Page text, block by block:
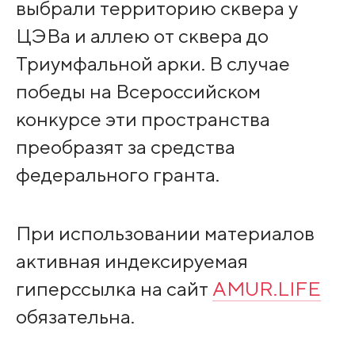
выбрали территорию сквера у
ЦЭВа и аллею от сквера до
Триумфальной арки. В случае
победы на Всероссийском
конкурсе эти пространства
преобразят за средства
федерального гранта.
При использовании материалов
активная индексируемая
гиперссылка на сайт AMUR.LIFE
обязательна.